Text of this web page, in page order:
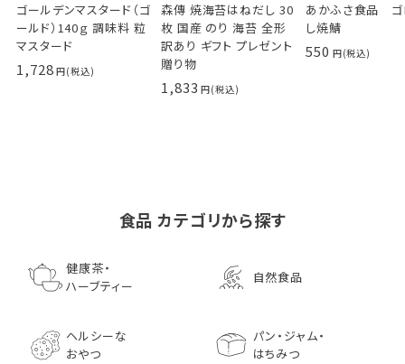
ゴールデンマスタード（ゴ
ールド）140ｇ 調味料 粒
マスタード
1,728
森傳 焼海苔はねだし 30
枚 国産 のり 海苔 全形
訳あり ギフト プレゼント
贈り物
1,833
あかふさ食品 ゴ
し焼鯖
550
ールド）140ｇ 調味料 粒
マスタード
鰹節 食べる削り節
70g× 10袋セット おつま
75g（50袋）
1,296
食品 カテゴリから探す
健康茶・
ハーブティー
自然食品
ヘルシーな
おやつ
パン・ジャム・
はちみつ